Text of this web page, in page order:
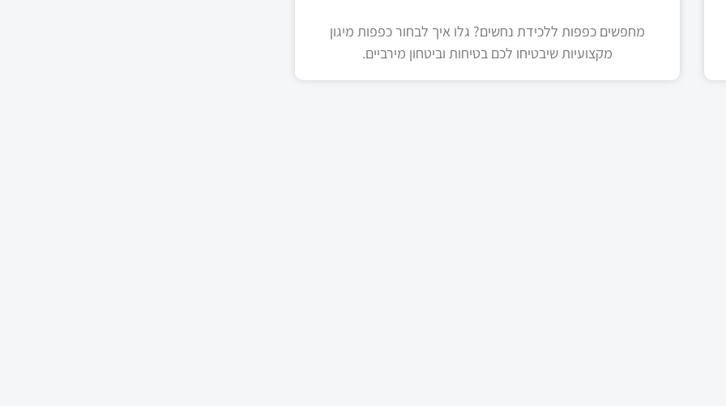
מחפשים כפפות ללכידת נחשים? גלו איך לבחור כפפות מיגון
מקצועיות שיבטיחו לכם בטיחות וביטחון מירביים.